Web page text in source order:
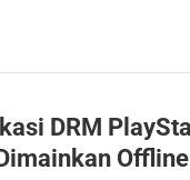
DRM